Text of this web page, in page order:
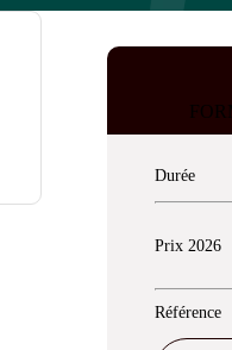
Durée
Prix 2026
Référence